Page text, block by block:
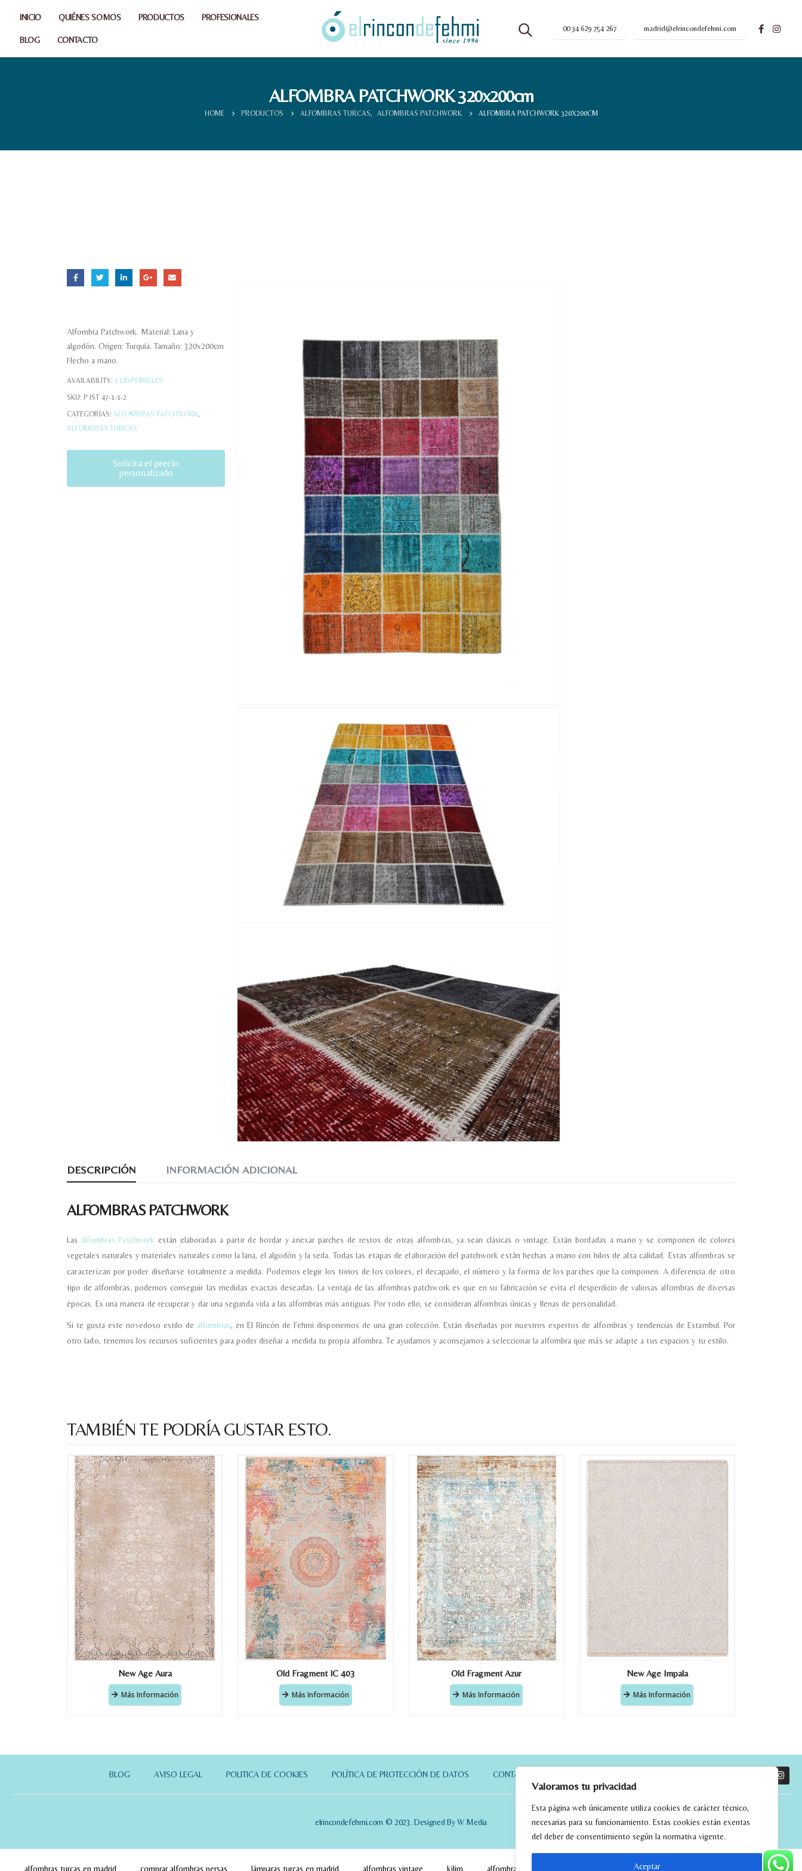
Valoramos tu privacidad
Esta página web únicamente utiliza cookies de carácter técnico,
necesarias para su funcionamiento. Estas cookies están exentas
del deber de consentimiento según la normativa vigente.
Aceptar
INICIO QUIÉNES SOMOS PRODUCTOS PROFESIONALES
BLOG CONTACTO
00 34 629 754 267 madrid@elrincondefehmi.com
ALFOMBRA PATCHWORK 320x200cm
HOME PRODUCTOS ALFOMBRAS TURCAS, ALFOMBRAS PATCHWORK ALFOMBRA PATCHWORK 320X200CM
Alfombra Patchwork. Material: Lana y
algodón. Origen: Turquía. Tamaño: 320x200cm
Hecho a mano.
AVAILABILITY: 1 DISPONIBLES
SKU: P IST 47-1-1-2
CATEGORÍAS: ALFOMBRAS PATCHWORK,
ALFOMBRAS TURCAS
Solicita el precio
personalizado
DESCRIPCIÓN INFORMACIÓN ADICIONAL
ALFOMBRAS PATCHWORK
Las alfombras Patchwork están elaboradas a partir de bordar y anexar parches de restos de otras alfombras, ya sean clásicas o vintage. Están bordadas a mano y se componen de colores
vegetales naturales y materiales naturales como la lana, el algodón y la seda.Todas las etapas de elaboración del patchwork están hechas a mano con hilos de alta calidad. Estas alfombras se
caracterizan por poder diseñarse totalmente a medida. Podemos elegir los tonos de los colores, el decapado, el número y la forma de los parches que la componen. A diferencia de otro
tipo de alfombras, podemos conseguir las medidas exactas deseadas. La ventaja de las alfombras patchwork es que en su fabricación se evita el desperdicio de valiosas alfombras de diversas
épocas. Es una manera de recuperar y dar una segunda vida a las alfombras más antiguas. Por todo ello, se consideran alfombras únicas y llenas de personalidad.
Si te gusta este novedoso estilo de alfombras, en El Rincón de Fehmi disponemos de una gran colección. Están diseñadas por nuestros expertos de alfombras y tendencias de Estambul. Por
otro lado, tenemos los recursos suficientes para poder diseñar a medida tu propia alfombra. Te ayudamos y aconsejamos a seleccionar la alfombra que más se adapte a tus espacios y tu estilo.
TAMBIÉN TE PODRÍA GUSTAR ESTO.
New Age Aura
Más Información
Old Fragment IC 403
Más Información
Old Fragment Azur
Más Información
New Age Impala
Más Información
BLOG AVISO LEGAL POLITICA DE COOKIES POLÍTICA DE PROTECCIÓN DE DATOS CONTACTO
elrincondefehmi.com © 2023. Designed By W Media
alfombras turcas en madrid comprar alfombras persas lámparas turcas en madrid alfombras vintage kilim alfombras patchwork alfombras kilim madrid alfombras modernas madrid
Nombre y apellido*
Teléfono
Acuerdo RGPD*
Doy mi consentimiento para que esta web almacene la información
que envío para que puedan responder a mi petición.
Recibir mi oferta